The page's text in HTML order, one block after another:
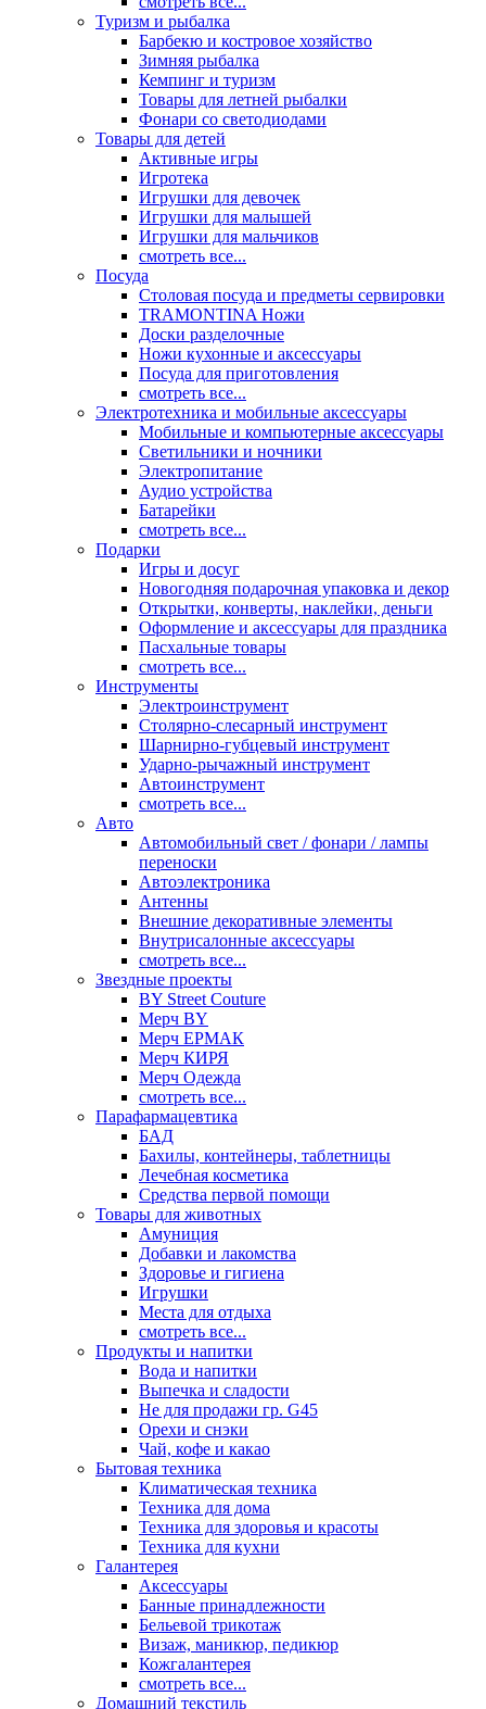
Туризм и рыбалка
Барбекю и костровое хозяйство
Зимняя рыбалка
Кемпинг и туризм
Товары для летней рыбалки
Фонари со светодиодами
Товары для детей
Активные игры
Игротека
Игрушки для девочек
Игрушки для малышей
Игрушки для мальчиков
смотреть все...
Посуда
Столовая посуда и предметы сервировки
TRAMONTINA Ножи
Доски разделочные
Ножи кухонные и аксессуары
Посуда для приготовления
смотреть все...
Электротехника и мобильные аксессуары
Мобильные и компьютерные аксессуары
Светильники и ночники
Электропитание
Аудио устройства
Батарейки
смотреть все...
Подарки
Игры и досуг
Новогодняя подарочная упаковка и декор
Открытки, конверты, наклейки, деньги
Оформление и аксессуары для праздника
Пасхальные товары
смотреть все...
Инструменты
Электроинструмент
Столярно-слесарный инструмент
Шарнирно-губцевый инструмент
Ударно-рычажный инструмент
Автоинструмент
смотреть все...
Авто
Автомобильный свет / фонари / лампы
переноски
Автоэлектроника
Антенны
Внешние декоративные элементы
Внутрисалонные аксессуары
смотреть все...
Звездные проекты
BY Street Couture
Мерч BY
Мерч ЕРМАК
Мерч КИРЯ
Мерч Одежда
смотреть все...
Парафармацевтика
БАД
Бахилы, контейнеры, таблетницы
Лечебная косметика
Средства первой помощи
Товары для животных
Амуниция
Добавки и лакомства
Здоровье и гигиена
Игрушки
Места для отдыха
смотреть все...
Продукты и напитки
Вода и напитки
Выпечка и сладости
Не для продажи гр. G45
Орехи и снэки
Чай, кофе и какао
Бытовая техника
Климатическая техника
Техника для дома
Техника для здоровья и красоты
Техника для кухни
Галантерея
Аксессуары
Банные принадлежности
Бельевой трикотаж
Визаж, маникюр, педикюр
Кожгалантерея
смотреть все...
Домашний текстиль